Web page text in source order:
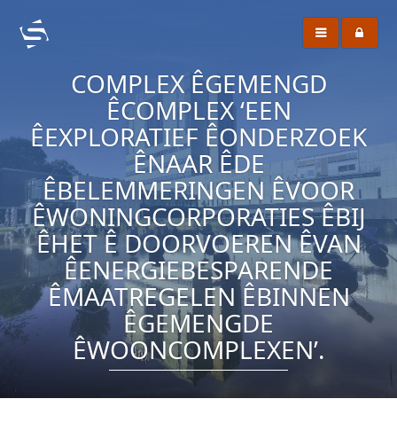
COMPLEX ÊGEMENGD
ÊCOMPLEX ‘EEN
ÊEXPLORATIEF ÊONDERZOEK
ÊNAAR ÊDE
ÊBELEMMERINGEN ÊVOOR
ÊWONINGCORPORATIES ÊBIJ
ÊHET Ê DOORVOEREN ÊVAN
ÊENERGIEBESPARENDE
ÊMAATREGELEN ÊBINNEN
ÊGEMENGDE
ÊWOONCOMPLEXEN’.